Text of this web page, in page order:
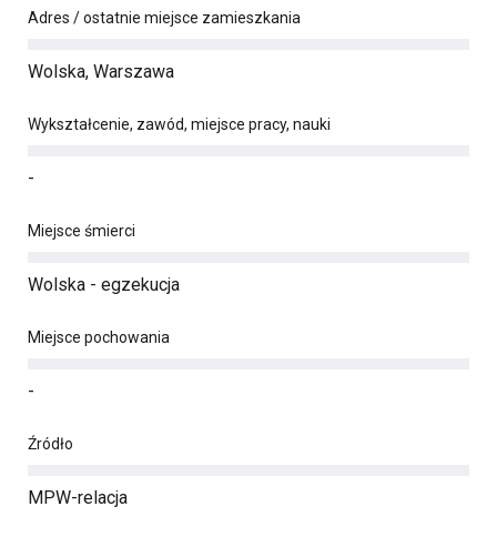
Adres / ostatnie miejsce zamieszkania
Wolska, Warszawa
Wykształcenie, zawód, miejsce pracy, nauki
-
Miejsce śmierci
Wolska - egzekucja
Miejsce pochowania
-
Źródło
MPW-relacja